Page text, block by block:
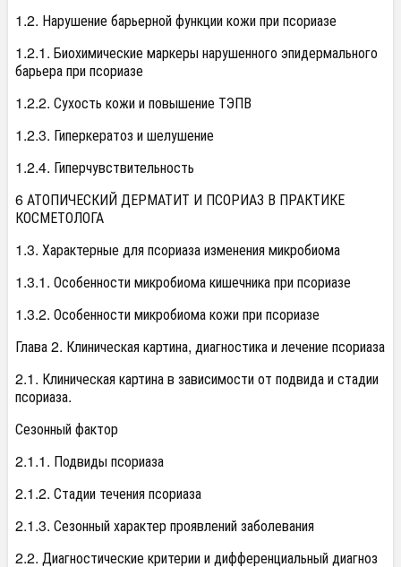
1.2. Нарушение барьерной функции кожи при псориазе
1.2.1. Биохимические маркеры нарушенного эпидермального
барьера при псориазе
1.2.2. Сухость кожи и повышение ТЭПВ
1.2.3. Гиперкератоз и шелушение
1.2.4. Гиперчувствительность
6 АТОПИЧЕСКИЙ ДЕРМАТИТ И ПСОРИАЗ В ПРАКТИКЕ
КОСМЕТОЛОГА
1.3. Характерные для псориаза изменения микробиома
1.3.1. Особенности микробиома кишечника при псориазе
1.3.2. Особенности микробиома кожи при псориазе
Глава 2. Клиническая картина, диагностика и лечение псориаза
2.1. Клиническая картина в зависимости от подвида и стадии
псориаза.
Сезонный фактор
2.1.1. Подвиды псориаза
2.1.2. Стадии течения псориаза
2.1.3. Сезонный характер проявлений заболевания
2.2. Диагностические критерии и дифференциальный диагноз